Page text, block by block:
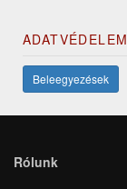
ADATVÉDELEM
Beleegyezések
Rólunk